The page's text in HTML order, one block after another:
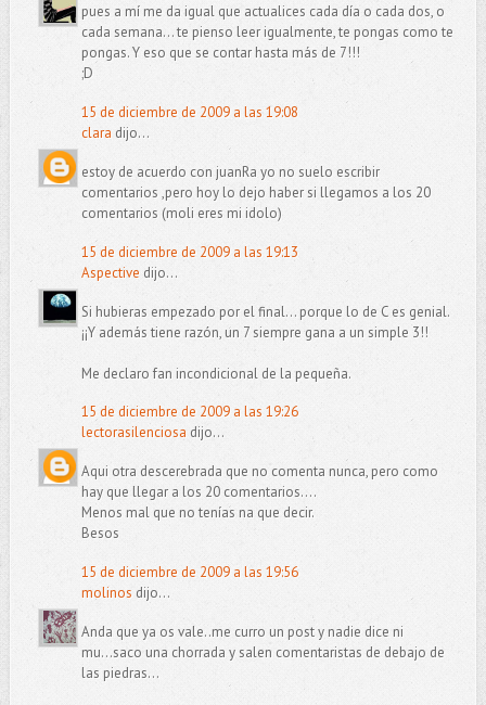
pues a mí me da igual que actualices cada día o cada dos, o
cada semana... te pienso leer igualmente, te pongas como te
pongas. Y eso que se contar hasta más de 7!!!
;D
15 de diciembre de 2009 a las 19:08
clara dijo...
estoy de acuerdo con juanRa yo no suelo escribir
comentarios ,pero hoy lo dejo haber si llegamos a los 20
comentarios (moli eres mi idolo)
15 de diciembre de 2009 a las 19:13
Aspective dijo...
Si hubieras empezado por el final... porque lo de C es genial.
¡¡Y además tiene razón, un 7 siempre gana a un simple 3!!
Me declaro fan incondicional de la pequeña.
15 de diciembre de 2009 a las 19:26
lectorasilenciosa dijo...
Aqui otra descerebrada que no comenta nunca, pero como
hay que llegar a los 20 comentarios....
Menos mal que no tenías na que decir.
Besos
15 de diciembre de 2009 a las 19:56
molinos dijo...
Anda que ya os vale..me curro un post y nadie dice ni
mu...saco una chorrada y salen comentaristas de debajo de
las piedras...